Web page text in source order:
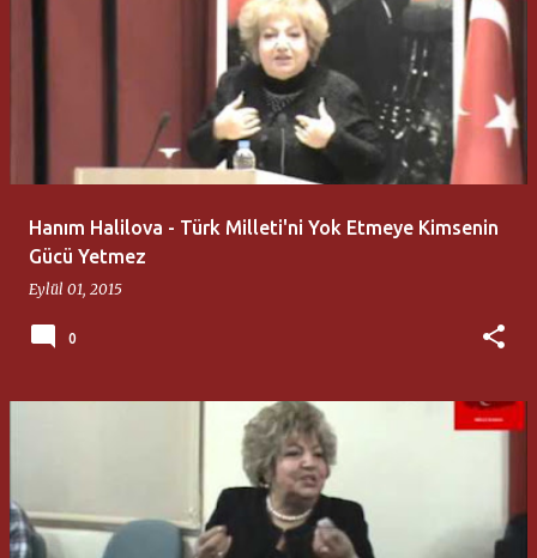
Hanım Halilova - Türk Milleti'ni Yok Etmeye Kimsenin
Gücü Yetmez
Eylül 01, 2015
0